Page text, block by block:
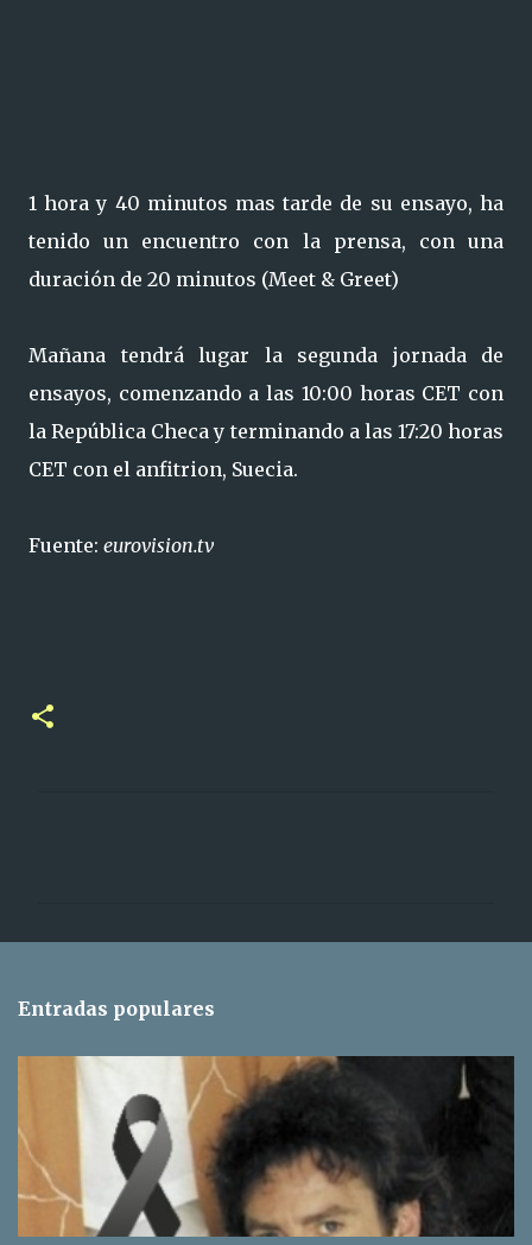
1 hora y 40 minutos mas tarde de su ensayo, ha
tenido un encuentro con la prensa, con una
duración de 20 minutos (Meet & Greet)
Mañana tendrá lugar la segunda jornada de
ensayos, comenzando a las 10:00 horas CET con
la República Checa y terminando a las 17:20 horas
CET con el anfitrion, Suecia.
Fuente: eurovision.tv
r
s
Entradas populares